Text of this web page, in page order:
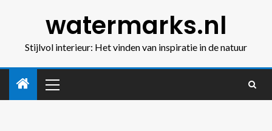
watermarks.nl
Stijlvol interieur: Het vinden van inspiratie in de natuur